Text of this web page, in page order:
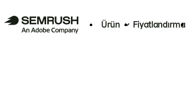
Ürün Fiyatlandırma